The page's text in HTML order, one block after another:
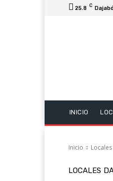
25.8 C
INICIO
Inicio Locales
LOCALES